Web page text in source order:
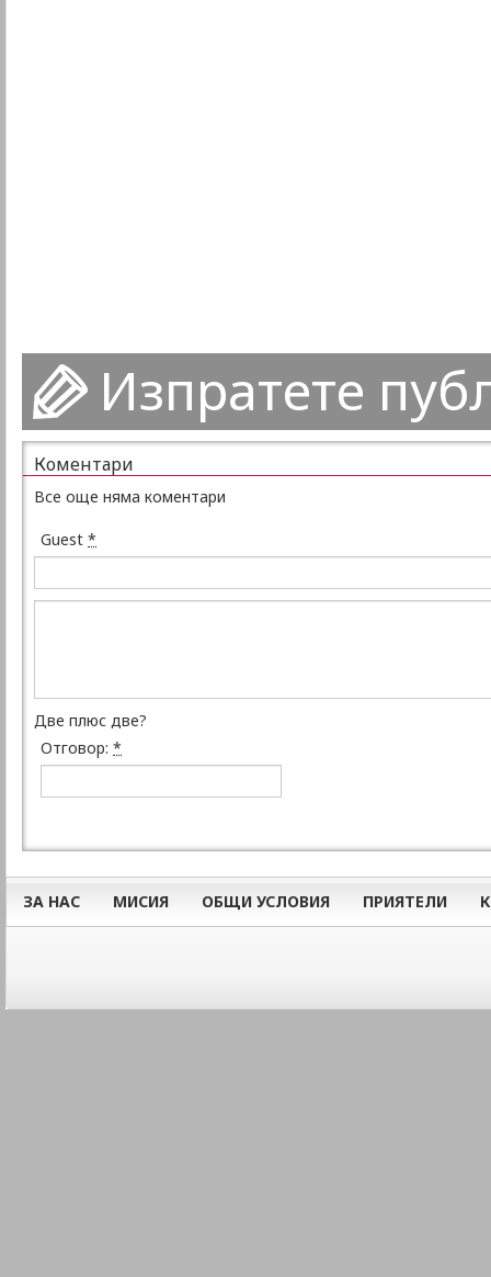
Изпратете
Коментари
Все още няма коментари
Guest *
Две плюс две?
Отговор: *
ЗА НАС МИСИЯ ОБЩИ УСЛОВИЯ ПРИЯТЕЛИ